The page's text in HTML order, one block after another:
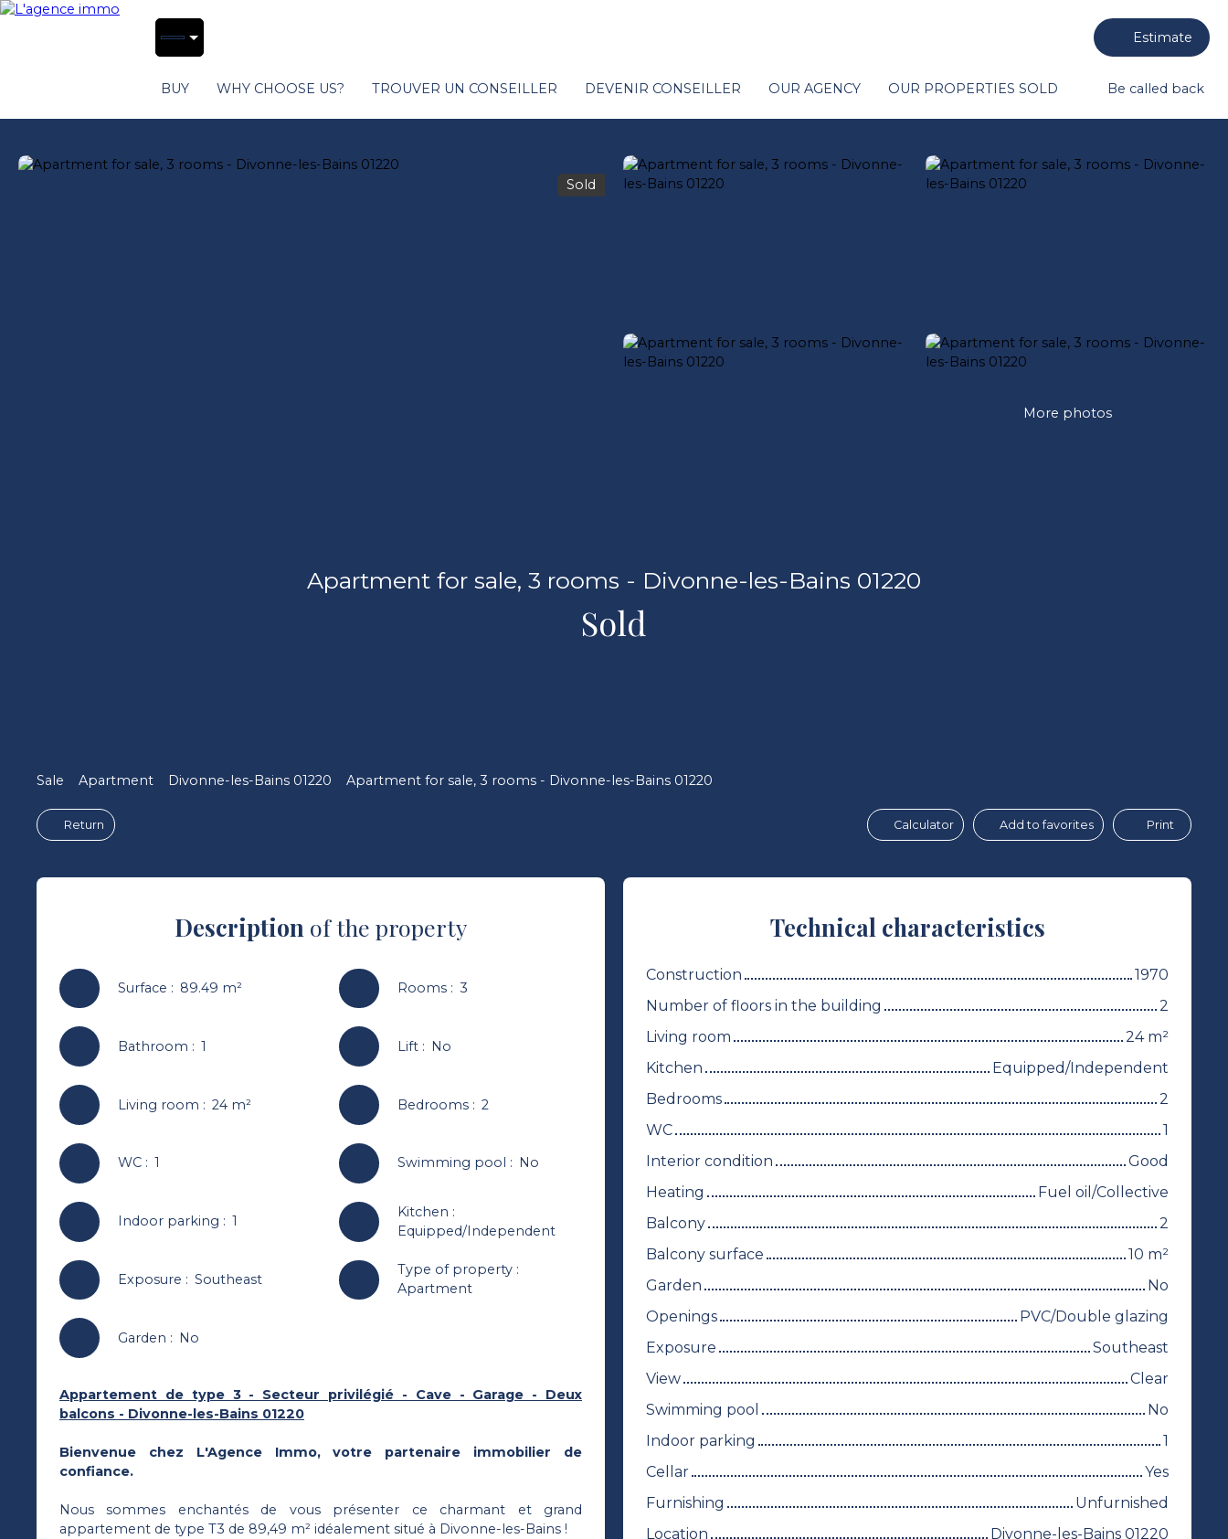
Estimate
BUY WHY CHOOSE US? TROUVER UN CONSEILLER DEVENIR CONSEILLER OUR AGENCY OUR PROPERTIES SOLD Be called back
Sold
More photos
Apartment for sale, 3 rooms - Divonne-les-Bains 01220
Sold
Sale Apartment Divonne-les-Bains 01220 Apartment for sale, 3 rooms - Divonne-les-Bains 01220
Return Calculator Add to favorites Print
Description of the property
Surface : 89.49 m² Rooms: 3
Bathroom : 1 Lift: No
Living room : 24 m² Bedrooms: 2
WC: 1 Swimming pool : No
Indoor parking : 1
Kitchen :
Equipped/Independent
Exposure : Southeast
Type of property:
Apartment
Garden : No
Appartement de type 3 - Secteur privilégié - Cave - Garage - Deux
balcons - Divonne-les-Bains 01220
Bienvenue chez L'Agence Immo, votre partenaire immobilier de
confiance.
Nous sommes enchantés de vous présenter ce charmant et grand
appartement de type T3 de 89,49 m² idéalement situé à Divonne-les-Bains !
Technical characteristics
Construction
1970
Number of floors in the building
2
Living room
24 m²
Kitchen
Equipped/Independent
Bedrooms
2
WC
1
Interior condition
Good
Heating
Fuel oil/Collective
Balcony
2
Balcony surface
10 m²
Garden
No
Openings
PVC/Double glazing
Exposure
Southeast
View
Clear
Swimming pool
No
Indoor parking
1
Cellar
Yes
Furnishing
Unfurnished
Location
Divonne-les-Bains 01220